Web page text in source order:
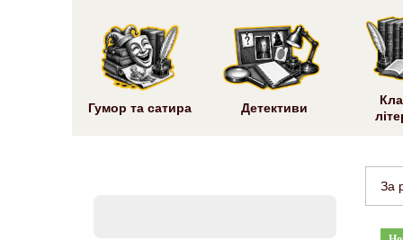
Гумор та сатира Детективи
За